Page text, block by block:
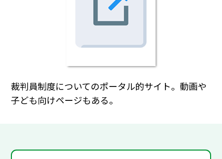
裁判員制度についてのポータル的サイト。動画や
子ども向けページもある。